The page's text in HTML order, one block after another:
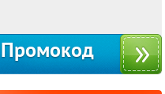
Промокод